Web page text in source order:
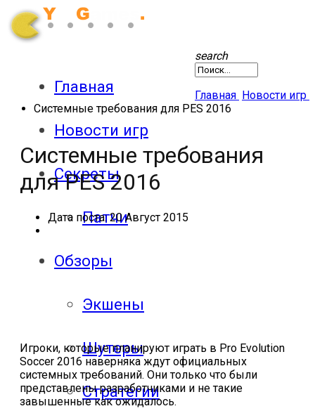
Главная
Новости игр
Секреты
Патчи
Обзоры
Экшены
Шутеры
Стратегии
search
Главная Новости игр
Системные требования для PES 2016
Системные требования
для PES 2016
Дата поста:20 Август 2015
Игроки, которые планируют играть в Pro Evolution
Soccer 2016 наверняка ждут официальных
системных требований. Они только что были
представлены разработчиками и не такие
завышенные как ожидалось.